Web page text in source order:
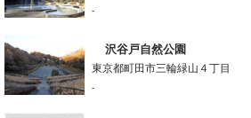
-
沢谷戸自然公園
東京都町田市三輪緑山４丁目
-